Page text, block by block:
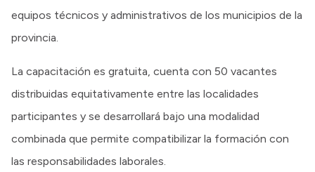
equipos técnicos y administrativos de los municipios de la
provincia.
La capacitación es gratuita, cuenta con 50 vacantes
distribuidas equitativamente entre las localidades
participantes y se desarrollará bajo una modalidad
combinada que permite compatibilizar la formación con
las responsabilidades laborales.